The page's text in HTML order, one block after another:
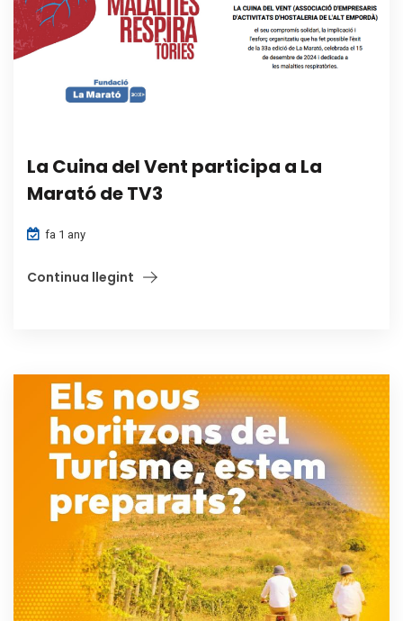
La Cuina del Vent participa a La
Marató de TV3
fa 1 any
Continua llegint